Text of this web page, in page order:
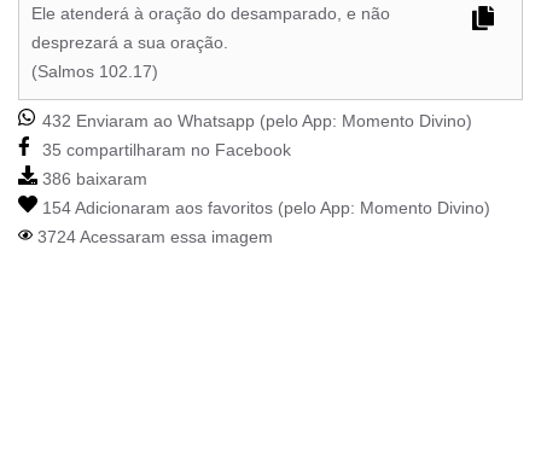
Ele atenderá à oração do desamparado, e não
desprezará a sua oração.
(Salmos 102.17)
432 Enviaram ao Whatsapp (pelo App: Momento Divino)
35 compartilharam no Facebook
386 baixaram
154 Adicionaram aos favoritos (pelo App: Momento Divino)
3724 Acessaram essa imagem